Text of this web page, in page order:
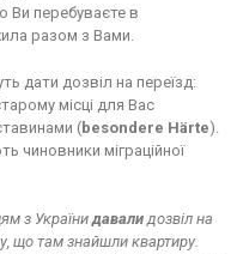
Ви перебуваєте в
разом з Вами.
дати дозвіл на переїзд:
місці для Вас
(besondere Härte).
чиновники міграційної
з Українидавалидозвіл на
що там знайшли квартиру.